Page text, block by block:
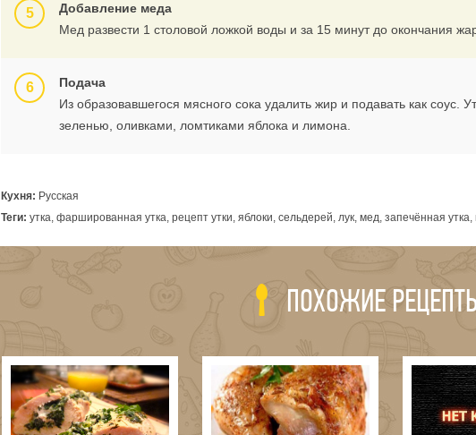
Добавление меда
Мед развести 1 столовой ложкой воды и за 15 минут до окончания
Подача
Из образовавшегося мясного сока удалить жир и подавать как
зеленью, оливками, ломтиками яблока и лимона.
Кухня: Русская
Теги: утка, фаршированная утка, рецепт утки, яблоки, сельдерей, лук, мед, запечённая
ПОХОЖИЕ